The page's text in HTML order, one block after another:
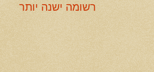
רשומה ישנה יותר